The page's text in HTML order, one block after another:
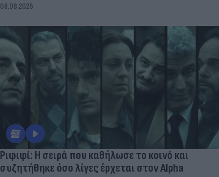
08.08.2026
Ριφιφί: Η σειρά που καθήλωσε το κοινό και
συζητήθηκε όσο λίγες έρχεται στον Alpha